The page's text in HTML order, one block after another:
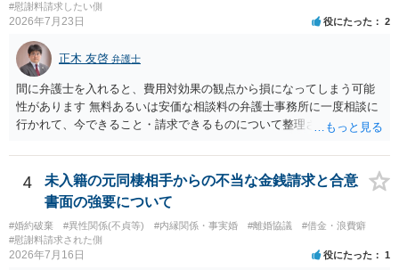
#慰謝料請求したい側
2026年7月23日 役にたった 2
正木 友啓 弁護士
間に弁護士を入れると、費用対効果の観点から損になってしまう可能
性があります 無料あるいは安価な相談料の弁護士事務所に一度相談に
行かれて、今できること・請求できるものについて整理されるのがよ
4
未入籍の元同棲相手からの不当な金銭請求と合意
書面の強要について
#婚約破棄 #異性関係(不貞等) #内縁関係・事実婚 #離婚協議
#借金・浪費癖
#慰謝料請求された側
2026年7月16日 役にたった 1